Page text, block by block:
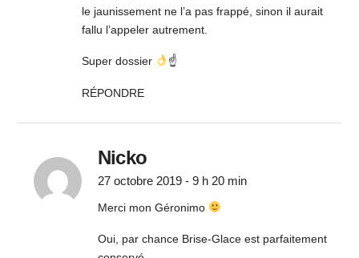
le jaunissement ne l’a pas frappé, sinon il aurait
fallu l’appeler autrement.
Super dossier ☝
RÉPONDRE
Nicko
27 octobre 2019 - 9 h 20 min
Merci mon Géronimo
Oui, par chance Brise-Glace est parfaitement